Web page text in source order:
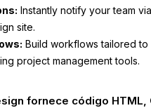
Instantly notify your team
site.
Build workflows tailored
project management tools.
fornece código HTML,